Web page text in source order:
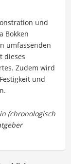
und
Bokken
umfassenden
dieses
Zudem wird
und